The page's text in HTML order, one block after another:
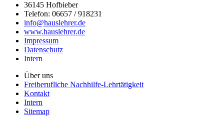
36145 Hofbieber
Telefon: 06657 / 918231
info@hauslehrer.de
www.hauslehrer.de
Impressum
Datenschutz
Intern
Über uns
Freiberufliche Nachhilfe-Lehrtätigkeit
Kontakt
Intern
Sitemap